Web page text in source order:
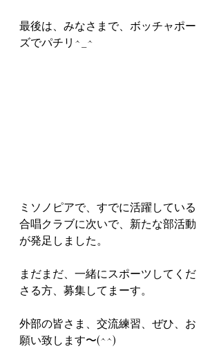
最後は、みなさまで、ボッチャポー
ズでパチリ^_^
ミソノピアで、すでに活躍している
合唱クラブに次いで、新たな部活動
が発足しました。
まだまだ、一緒にスポーツしてくだ
さる方、募集してまーす。
外部の皆さま、交流練習、ぜひ、お
願い致します〜(^^)